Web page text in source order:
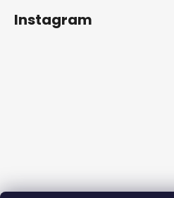
Instagram